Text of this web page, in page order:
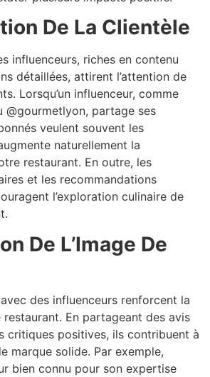
De La Clientèle
influenceurs, riches en contenu
détaillées, attirent l’attention de
Lorsqu’un influenceur, comme
@gourmetlyon, partage ses
veulent souvent les
naturellement la
restaurant. En outre, les
et les recommandations
l’exploration culinaire de
De L’Image De
des influenceurs renforcent la
En partageant des avis
critiques positives, ils contribuent à
marque solide. Par exemple,
bien connu pour son expertise